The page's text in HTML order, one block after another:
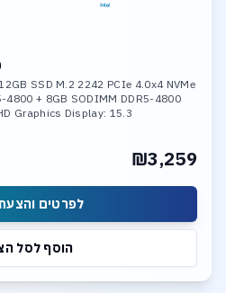
SSD M.2 2242 PCIe 4.0x4 NVMe
4800 + 8GB SODIMM DDR5-4800
Graphics Display: 15.3
₪3,259
לפרטים
הוסף לסל